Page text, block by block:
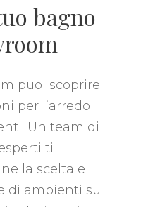
bagno
puoi scoprire
per l’arredo
Un team di
ti
scelta e
di ambienti su